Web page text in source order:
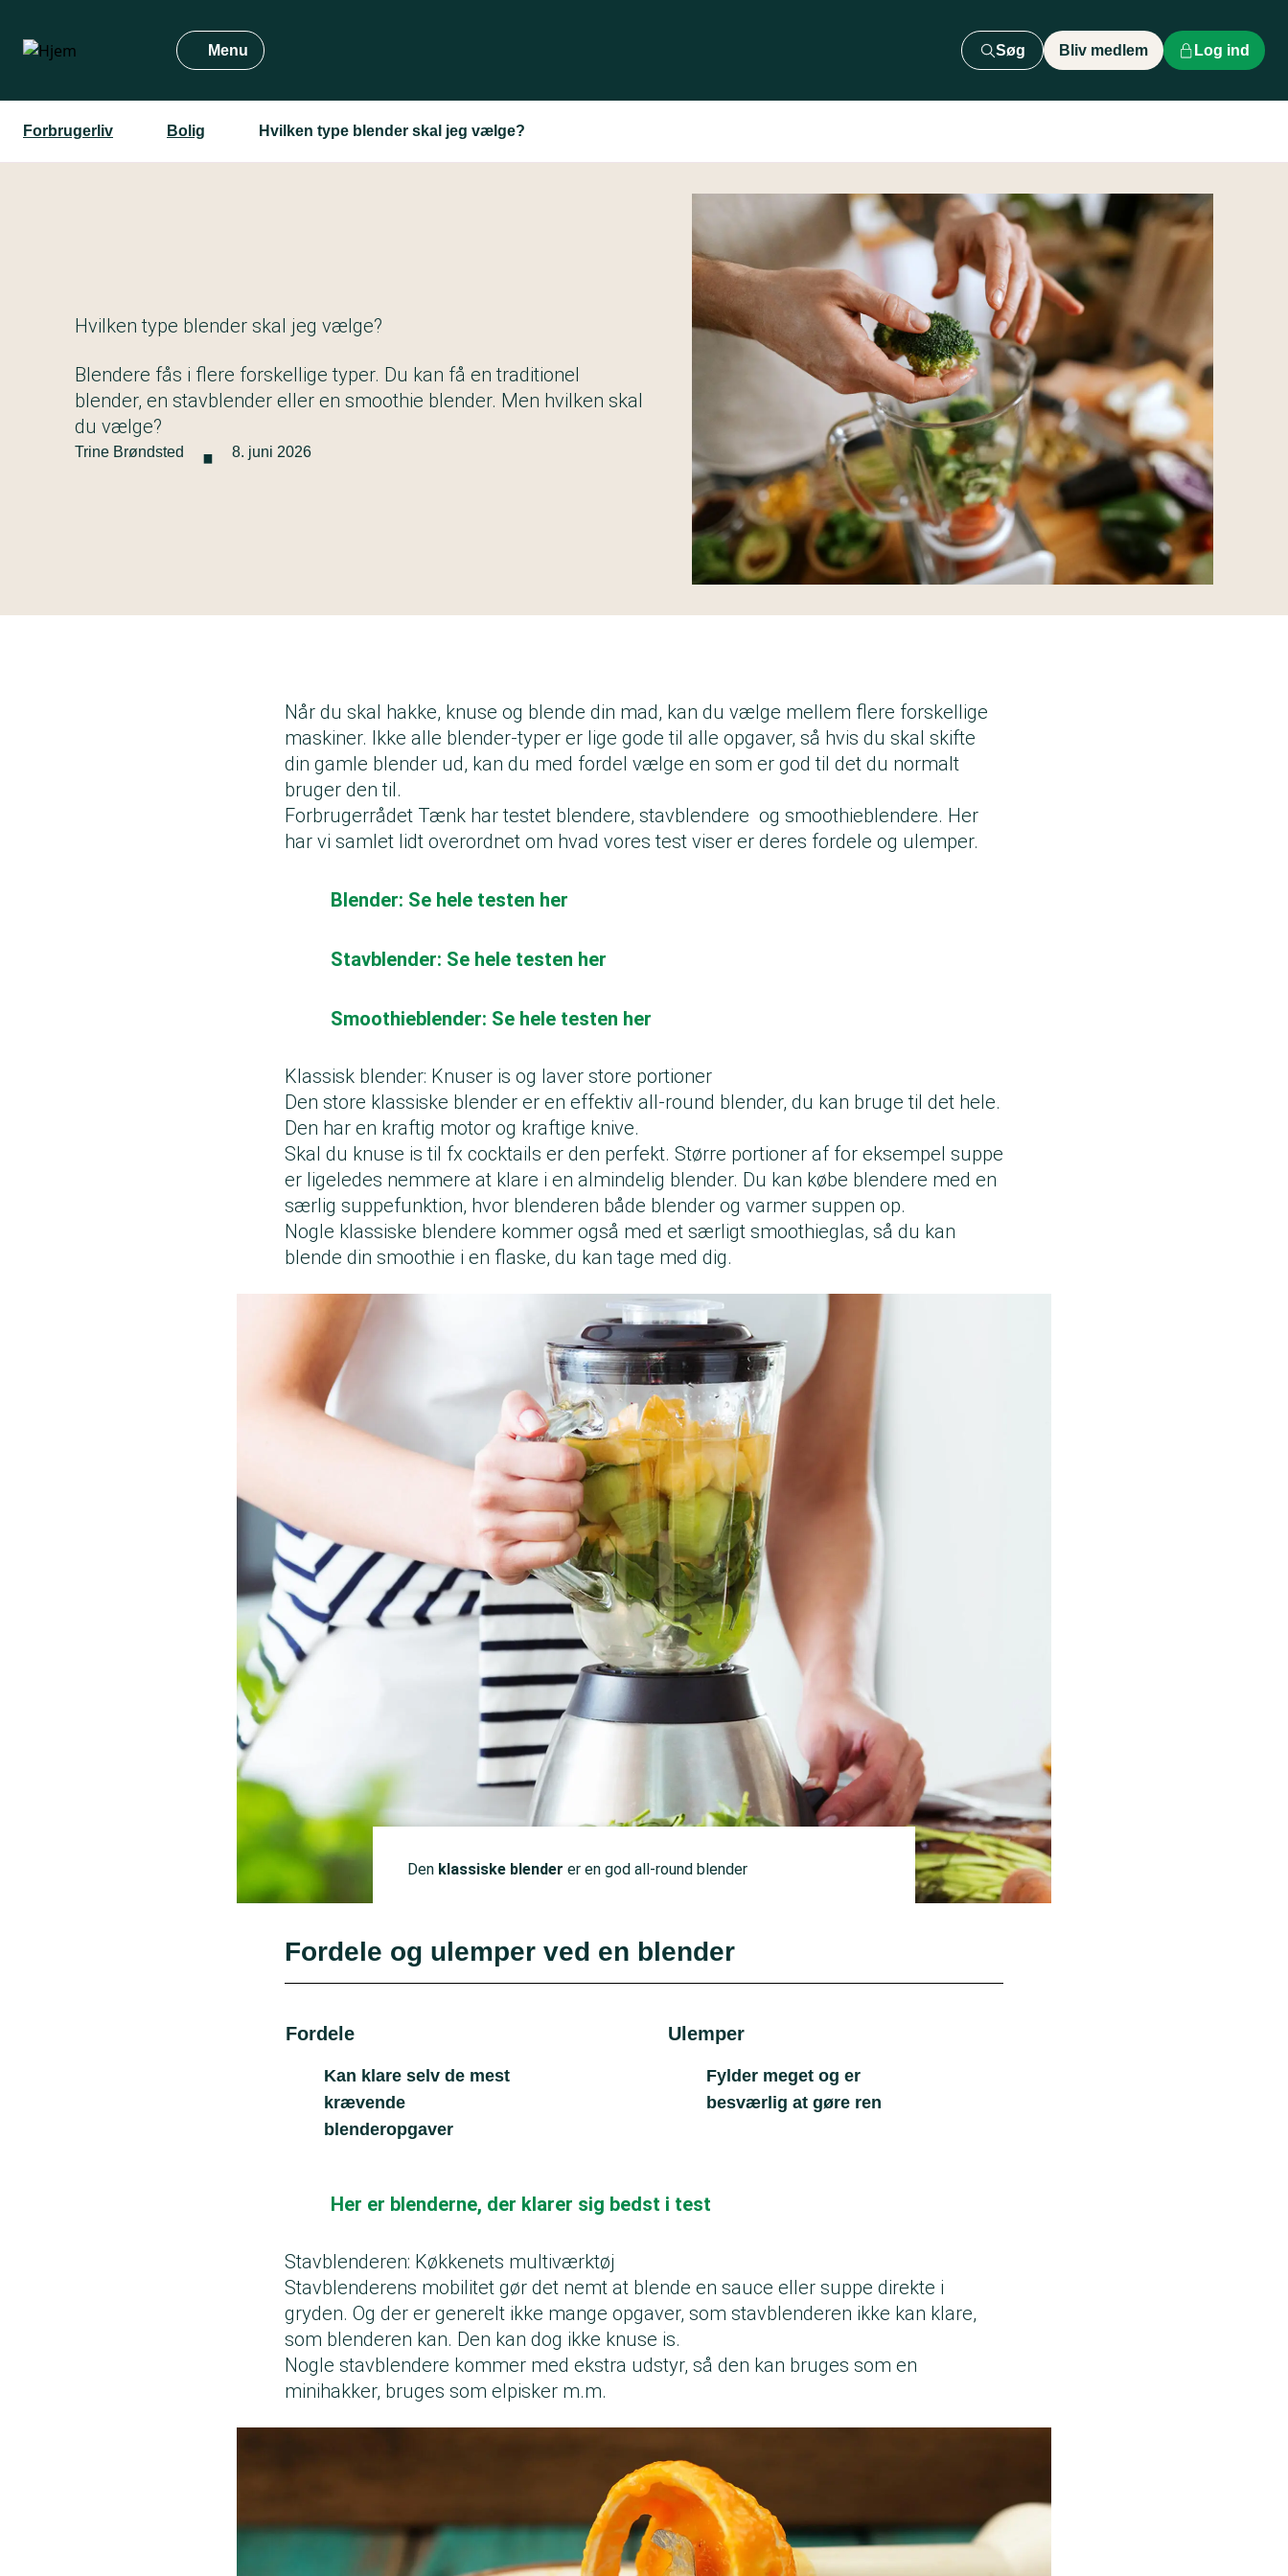
hovedindhold
Menu Søg Bliv medlem Log ind
Forbrugerliv Bolig Hvilken type blender skal jeg vælge?
Hvilken type blender skal jeg vælge?
Blendere fås i flere forskellige typer. Du kan få en traditionel
blender, en stavblender eller en smoothie blender. Men hvilken skal
du vælge?
Trine Brøndsted · 8. juni 2026
Når du skal hakke, knuse og blende din mad, kan du vælge mellem flere forskellige
maskiner. Ikke alle blender-typer er lige gode til alle opgaver, så hvis du skal skifte
din gamle blender ud, kan du med fordel vælge en som er god til det du normalt
bruger den til.
Forbrugerrådet Tænk har testet blendere, stavblendere og smoothieblendere. Her
har vi samlet lidt overordnet om hvad vores test viser er deres fordele og ulemper.
Blender: Se hele testen her
Stavblender: Se hele testen her
Smoothieblender: Se hele testen her
Klassisk blender: Knuser is og laver store portioner
Den store klassiske blender er en effektiv all-round blender, du kan bruge til det hele.
Den har en kraftig motor og kraftige knive.
Skal du knuse is til fx cocktails er den perfekt. Større portioner af for eksempel suppe
er ligeledes nemmere at klare i en almindelig blender. Du kan købe blendere med en
særlig suppefunktion, hvor blenderen både blender og varmer suppen op.
Nogle klassiske blendere kommer også med et særligt smoothieglas, så du kan
blende din smoothie i en flaske, du kan tage med dig.
Denklassiske blender er en god all-round blender
Fordele og ulemper ved en blender
Fordele Ulemper
Kan klare selv de mest
krævende
blenderopgaver
Fylder meget og er
besværlig at gøre ren
Her er blenderne, der klarer sig bedst i test
Stavblenderen: Køkkenets multiværktøj
Stavblenderens mobilitet gør det nemt at blende en sauce eller suppe direkte i
gryden. Og der er generelt ikke mange opgaver, som stavblenderen ikke kan klare,
som blenderen kan. Den kan dog ikke knuse is.
Nogle stavblendere kommer med ekstra udstyr, så den kan bruges som en
minihakker, bruges som elpisker m.m.